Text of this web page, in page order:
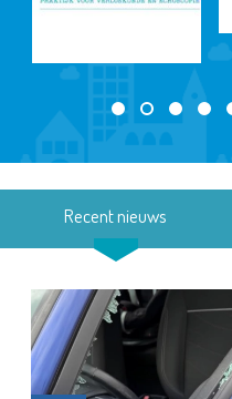
Recent nieuws